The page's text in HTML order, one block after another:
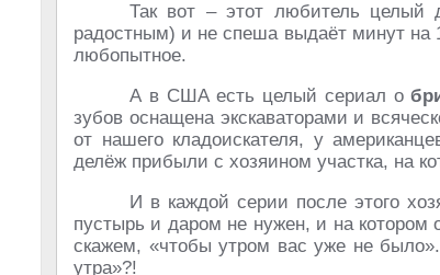
Так вот – этот любитель целый
радостным) и не спеша выдаёт минут на
любопытное.
А в США есть целый сериал о
зубов оснащена экскаваторами и
от нашего кладоискателя, у
делёж прибыли с хозяином участка, на
И в каждой серии после этого
пустырь и даром не нужен, и на котором
скажем, «чтобы утром вас уже не
утра»?!